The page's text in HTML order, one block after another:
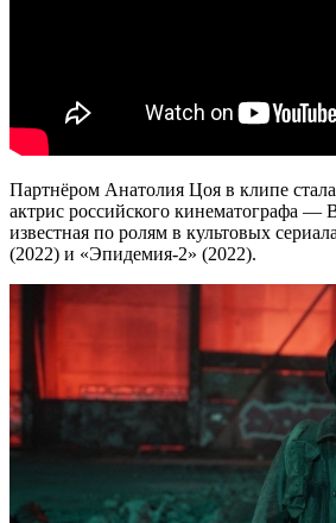
Партнёром Анатолия Цоя в клипе
актрис российского кинематографа —
известная по ролям в культовых
(2022) и «Эпидемия-2» (2022).